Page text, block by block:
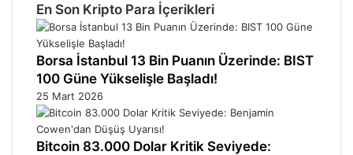
En Son Kripto Para İçerikleri
Borsa İstanbul 13 Bin Puanın Üzerinde: BIST
100 Güne Yükselişle Başladı!
25 Mart 2026
Bitcoin 83.000 Dolar Kritik Seviyede: